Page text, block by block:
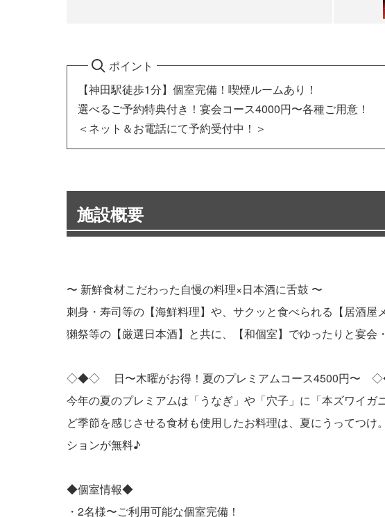
ポイント
【神田駅徒歩1分】個室完備！喫煙ルームあり！
選べるご予約特典付き！宴会コース4000円〜各種ご用意！
＜ネット＆お電話にて予約受付中！＞
施設概要
〜 新鮮食材こだわった自慢の料理×日本酒に舌鼓 〜
刺身・寿司等の【海鮮料理】や、サクッと食べられる【居酒屋
獺祭等の【厳選日本酒】と共に、【和個室】でゆったりと宴会
◇◆◇ 日〜木曜がお得！夏のプレミアムコース4500円〜
今年の夏のプレミアムは「うなぎ」や「穴子」に「本ズワイ
ど季節を感じさせる食材も使用したお料理は、夏にうってつ
ションが無料♪
◆個室情報◆
・2名様〜ご利用可能な個室完備！